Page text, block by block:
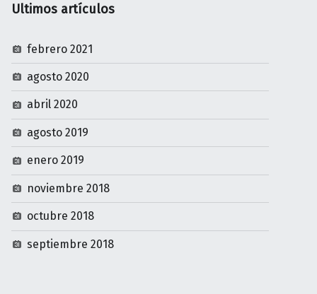
Ultimos artículos
febrero 2021
agosto 2020
abril 2020
agosto 2019
enero 2019
noviembre 2018
octubre 2018
septiembre 2018